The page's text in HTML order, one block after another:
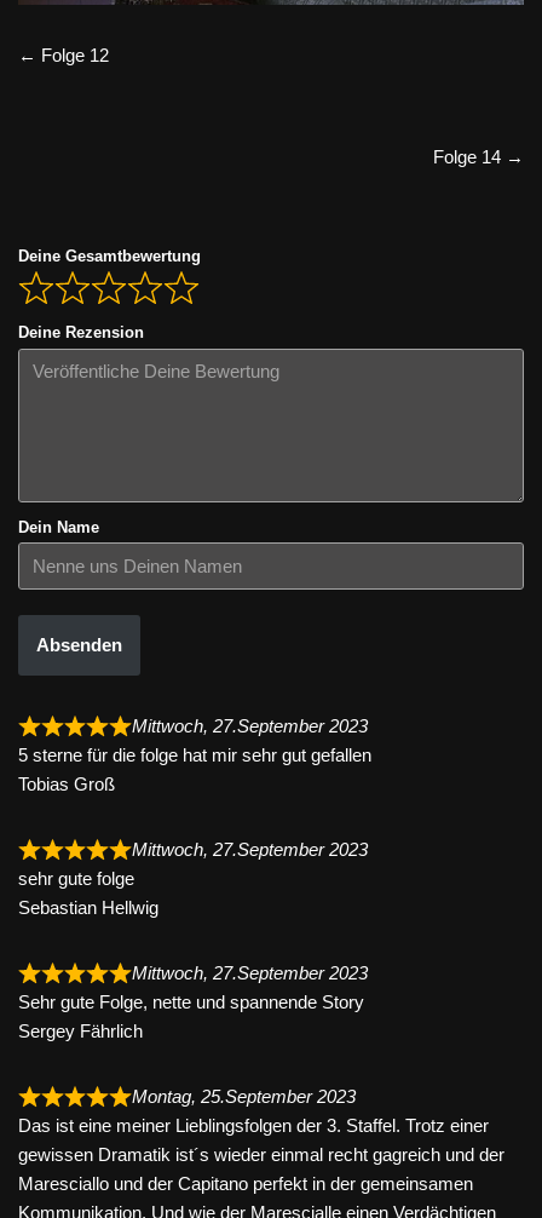
← Folge 12
Folge 14 →
Deine Gesamtbewertung
Deine Rezension
Dein Name
Absenden
Mittwoch, 27.September 2023
5 sterne für die folge hat mir sehr gut gefallen
Tobias Groß
Mittwoch, 27.September 2023
sehr gute folge
Sebastian Hellwig
Mittwoch, 27.September 2023
Sehr gute Folge, nette und spannende Story
Sergey Fährlich
Montag, 25.September 2023
Das ist eine meiner Lieblingsfolgen der 3. Staffel. Trotz einer
gewissen Dramatik ist´s wieder einmal recht gagreich und der
Maresciallo und der Capitano perfekt in der gemeinsamen
Kommunikation. Und wie der Marescialle einen Verdächtigen